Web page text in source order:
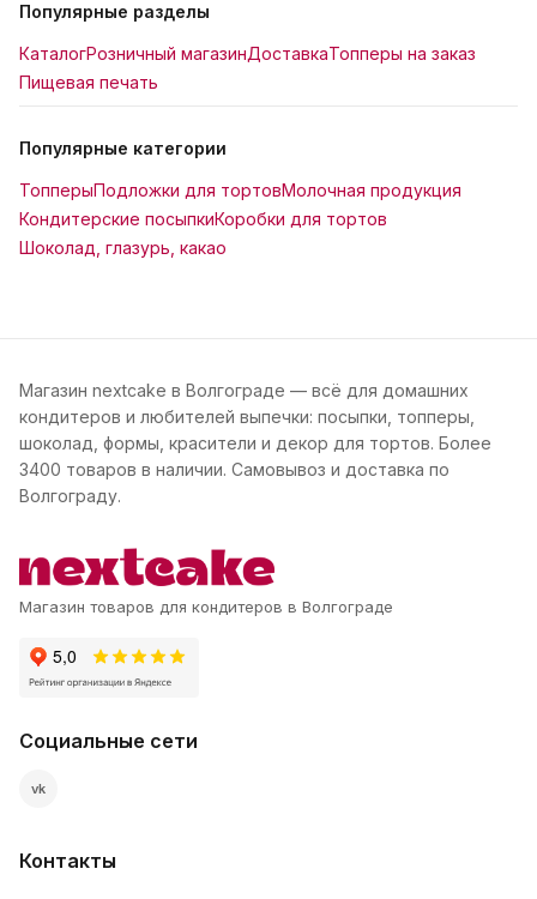
Популярные разделы
КаталогРозничный магазинДоставкаТопперы на заказ
Пищевая печать
Популярные категории
ТопперыПодложки для тортовМолочная продукция
Кондитерские посыпкиКоробки для тортов
Шоколад, глазурь, какао
Магазин nextcake в Волгограде — всё для домашних
кондитеров и любителей выпечки: посыпки, топперы,
шоколад, формы, красители и декор для тортов. Более
3400 товаров в наличии. Самовывоз и доставка по
Волгограду.
Магазин товаров для кондитеров в Волгограде
Социальные сети
vk
Контакты